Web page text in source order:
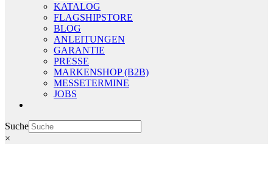
KATALOG
FLAGSHIPSTORE
BLOG
ANLEITUNGEN
GARANTIE
PRESSE
MARKENSHOP (B2B)
MESSETERMINE
JOBS
Suche
×